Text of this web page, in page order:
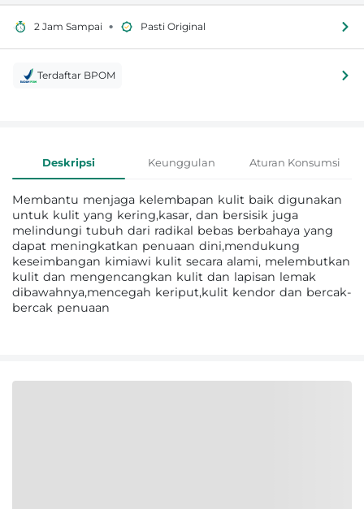
2 Jam Sampai • Pasti Original
Terdaftar BPOM
Informasi Produk
Deskripsi Keunggulan Aturan Konsumsi
Membantu menjaga kelembapan kulit baik digunakan
untuk kulit yang kering,kasar, dan bersisik juga
melindungi tubuh dari radikal bebas berbahaya yang
dapat meningkatkan penuaan dini,mendukung
keseimbangan kimiawi kulit secara alami, melembutkan
kulit dan mengencangkan kulit dan lapisan lemak
dibawahnya,mencegah keriput,kulit kendor dan bercak-
bercak penuaan